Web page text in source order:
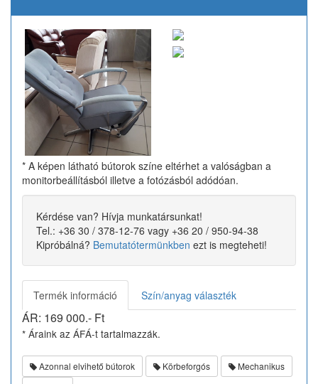
* A képen látható bútorok színe eltérhet a valóságban a
monitorbeállításból illetve a fotózásból adódóan.
Kérdése van? Hívja munkatársunkat!
Tel.: +36 30 / 378-12-76 vagy +36 20 / 950-94-38
Kipróbálná? Bemutatótermünkben ezt is megteheti!
Termék információ Szín/anyag választék
ÁR: 169 000.- Ft
* Áraink az ÁFÁ-t tartalmazzák.
Azonnal elvihető bútorok Körbeforgós
Mechanikus